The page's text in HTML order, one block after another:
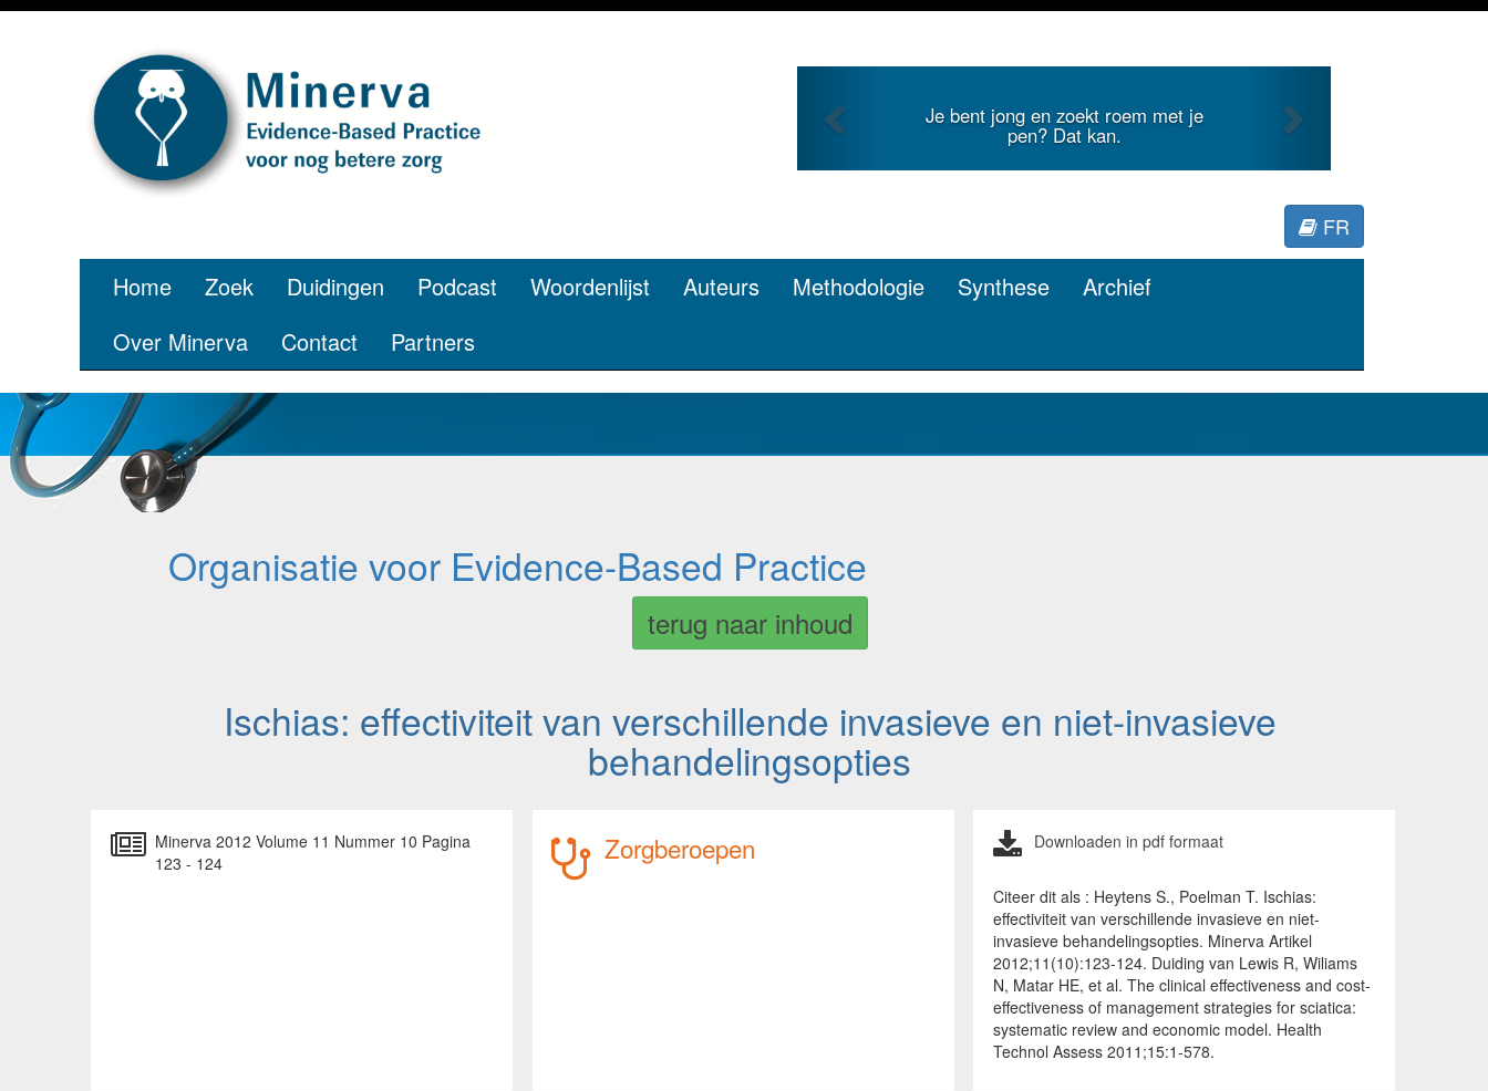
Je bent jong en zoekt roem met je Je duidt internationale literatuur voor
Minerva.
FR
Home Zoek Duidingen Podcast Woordenlijst Auteurs Methodologie Synthese
Archief
Over Minerva
Contact Partners
Organisatie voor Evidence-Based Practice
terug naar inhoud
Ischias: effectiviteit van verschillende invasieve en niet-invasieve
behandelingsopties
Minerva 2012 Volume 11 Nummer 10 Pagina
123 - 124
Zorgberoepen Downloaden in pdf formaat
Citeer dit als : Heytens S., Poelman T. Ischias:
effectiviteit van verschillende invasieve en niet-
invasieve behandelingsopties. Minerva Artikel
2012;11(10):123-124. Duiding van Lewis R, Wiliams
N, Matar HE, et al. The clinical effectiveness and cost-
effectiveness of management strategies for sciatica:
systematic review and economic model. Health
Technol Assess 2011;15:1-578.